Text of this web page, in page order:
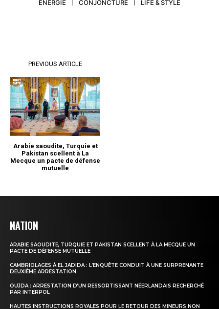
NATION
ARABIE SAOUDITE, TURQUIE ET PAKISTAN SCELLENT À LA MECQUE UN
PACTE DE DÉFENSE MUTUELLE
CAMBRIOLAGES À EL JADIDA : L’ENQUÊTE CONDUIT À UNE SURPRENANTE
DEUXIÈME ARRESTATION
OUJDA : ARRESTATION D’UN RESSORTISSANT NÉERLANDAIS RECHERCHÉ
PAR INTERPOL
HAUTES INSTRUCTIONS ROYALES POUR LE RETOUR DES MINEURS NON